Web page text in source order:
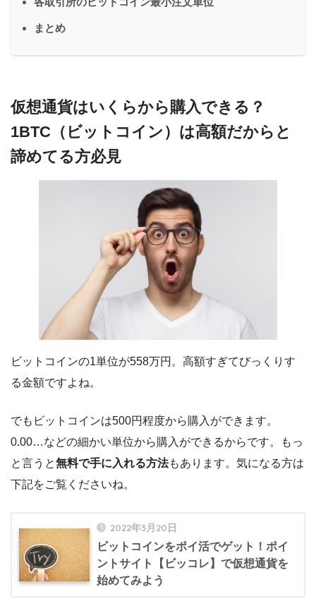
まとめ
仮想通貨はいくらから購入できる？
1BTC（ビットコイン）は高額だからと
諦めてる方必見
ビットコインの1単位が558万円。高額すぎてびっくりす
る金額ですよね。
でもビットコインは500円程度から購入ができます。
0.00…などの細かい単位から購入ができるからです。もっ
と言うと無料で手に入れる方法もあります。気になる方は
下記をご覧くださいね。
2022年3月20日
ビットコインをポイ活でゲット！ポイ
ントサイト【ビッコレ】で仮想通貨を
始めてみよう